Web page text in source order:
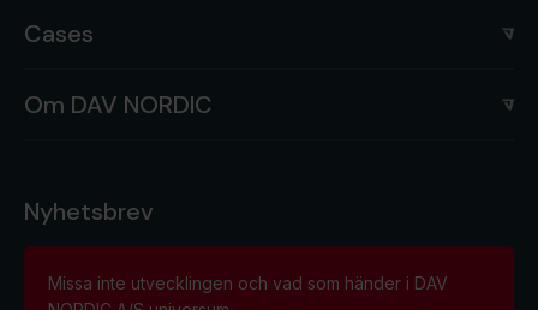
Cases
Om DAV NORDIC
Nyhetsbrev
Missa inte utvecklingen och vad som händer i DAV